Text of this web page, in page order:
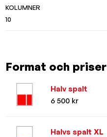
KOLUMNER
10
Format och priser
Halv spalt
6 500 kr
Halvs spalt XL